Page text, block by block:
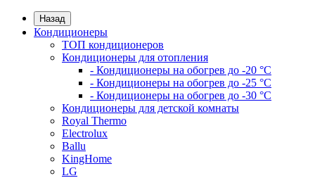
Назад
Кондиционеры
ТОП кондиционеров
Кондиционеры для отопления
- Кондиционеры на обогрев до -20 °C
- Кондиционеры на обогрев до -25 °C
- Кондиционеры на обогрев до -30 °C
Кондиционеры для детской комнаты
Royal Thermo
Electrolux
Ballu
KingHome
LG